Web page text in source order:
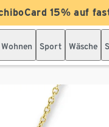
15% auf
Wohnen Sport Wäsche